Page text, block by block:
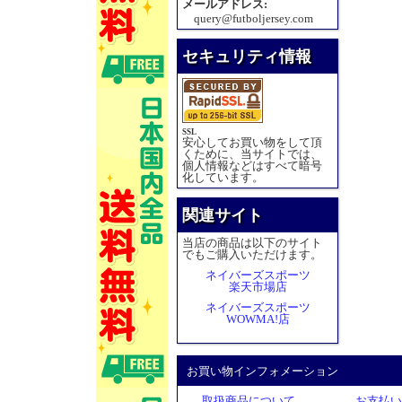
メールアドレス:
query@futboljersey.com
セキュリティ情報
SSL
安心してお買い物をして頂
くために、当サイトでは、
個人情報などはすべて暗号
化しています。
関連サイト
当店の商品は以下のサイト
でもご購入いただけます。
ネイバーズスポーツ
楽天市場店
ネイバーズスポーツ
WOWMA!店
お買い物インフォメーション